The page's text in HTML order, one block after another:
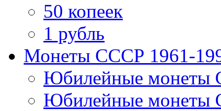
50 копеек
1 рубль
Монеты СССР 1961-
Юбилейные монеты
Юбилейные